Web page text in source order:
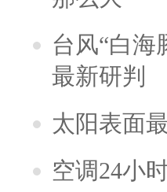
台风“白海
最新研判
太阳表面
空调24小